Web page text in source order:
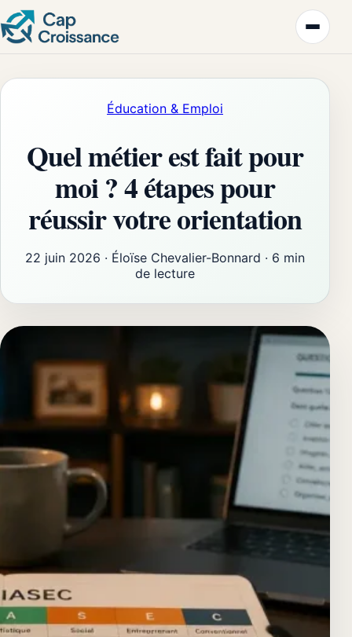
Éducation & Emploi
Quel métier est fait pour
moi ? 4 étapes pour
réussir votre orientation
22 juin 2026 · Éloïse Chevalier-Bonnard · 6 min
de lecture